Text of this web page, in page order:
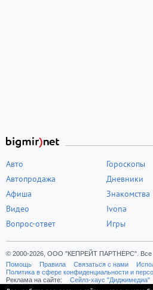
Авто
Автопродажа
Афиша
Видео
Вопрос-ответ
Гороскопы
Дневники
Знакомства
Ivona
Игры
© 2000-2026, ООО "КЕПРЕЙТ ПАРТНЕРС". Все
Помощь
Правила Связаться с нами
Политика в сфере конфиденциальности и
Реклама на сайте:
Cейлз-хаус "Диджимедиа"